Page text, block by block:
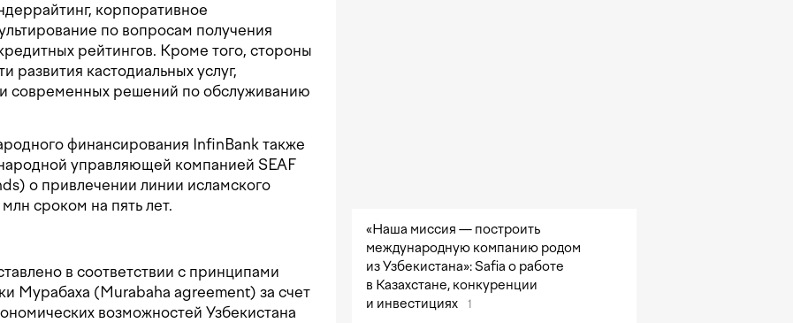
корпоративное
по вопросам получения
рейтингов. Кроме того, стороны
развития кастодиальных услуг,
современных решений по обслуживанию
финансирования InfinBank также
управляющей компанией SEAF
о привлечении линии исламского
сроком на пять лет.
в соответствии с принципами
Мурабаха (Murabaha agreement) за счет
возможностей Узбекистана
«Наша миссия — построить
международную компанию родом
из Узбекистана»: Safia о работе
в Казахстане, конкуренции
и инвестициях
1